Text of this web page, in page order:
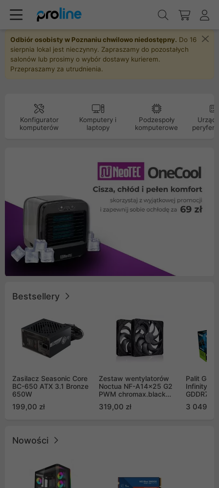
Odbiór osobisty w Poznaniu chwilowo niedostępny. Do 16
sierpnia lokal jest nieczynny. Zapraszamy do pozostałych
salonów lub prosimy o wybór dostawy kurierem.
Przepraszamy za utrudnienia.
Konfigurator
komputerów
Komputery i
laptopy
Podzespoły
komputerowe
Bestsellery
Zasilacz Seasonic Core
BC-650 ATX 3.1 Bronze
650W
199,00 zł
Zestaw wentylatorów
Noctua NF-A14x25 G2
PWM chromax.black
Push Pull (2szt)
319,00 zł
Palit
Infinity 3
GDDR7
GB2050S)
3 049,00
Nowości